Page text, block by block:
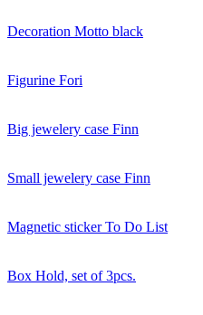
Decoration Motto black
Figurine Fori
Big jewelery case Finn
Small jewelery case Finn
Magnetic sticker To Do List
Box Hold, set of 3pcs.